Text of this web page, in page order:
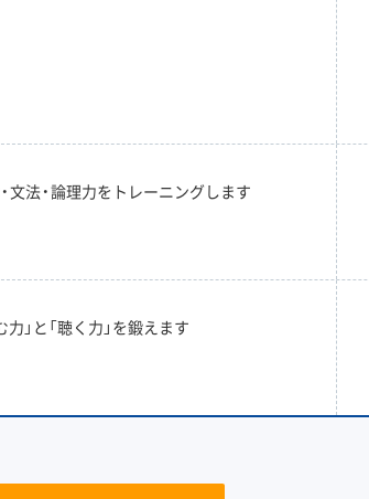
文法・論理力をトレーニングします
」と「聴く力」を鍛えます